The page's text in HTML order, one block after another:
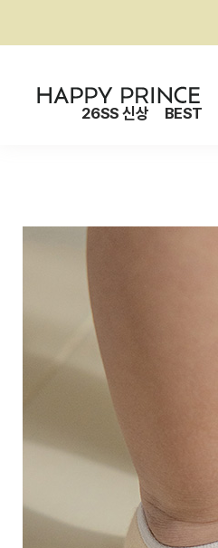
26SS 신상 BEST